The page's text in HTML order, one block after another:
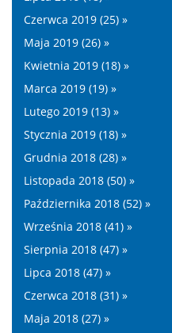
Czerwca 2019 (25) »
Maja 2019 (26) »
Kwietnia 2019 (18) »
Marca 2019 (19) »
Lutego 2019 (13) »
Stycznia 2019 (18) »
Grudnia 2018 (28) »
Listopada 2018 (50) »
Października 2018 (52) »
Września 2018 (41) »
Sierpnia 2018 (47) »
Lipca 2018 (47) »
Czerwca 2018 (31) »
Maja 2018 (27) »